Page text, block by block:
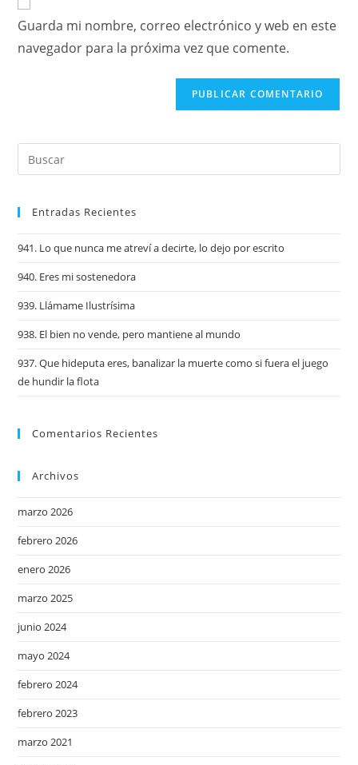
Guarda mi nombre, correo electrónico y web en este
navegador para la próxima vez que comente.
Entradas Recientes
941. Lo que nunca me atreví a decirte, lo dejo por escrito
940. Eres mi sostenedora
939. Llámame Ilustrísima
938. El bien no vende, pero mantiene al mundo
937. Que hideputa eres, banalizar la muerte como si fuera el juego
de hundir la flota
Comentarios Recientes
Archivos
marzo 2026
febrero 2026
enero 2026
marzo 2025
junio 2024
mayo 2024
febrero 2024
febrero 2023
marzo 2021